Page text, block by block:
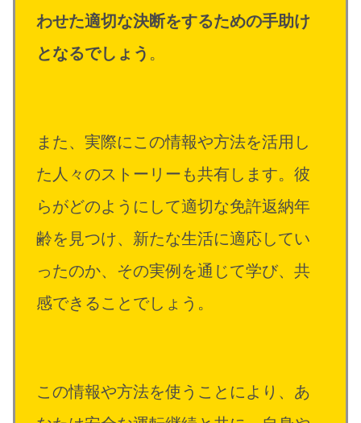
わせた適切な決断をするための手助け
となるでしょう 。
また、実際にこの情報や方法を活用し
た人々のストーリーも共有します。彼
らがどのようにして適切な免許返納年
齢を見つけ、新たな生活に適応してい
ったのか、その実例を通じて学び、共
感できることでしょう。
この情報や方法を使うことにより、あ